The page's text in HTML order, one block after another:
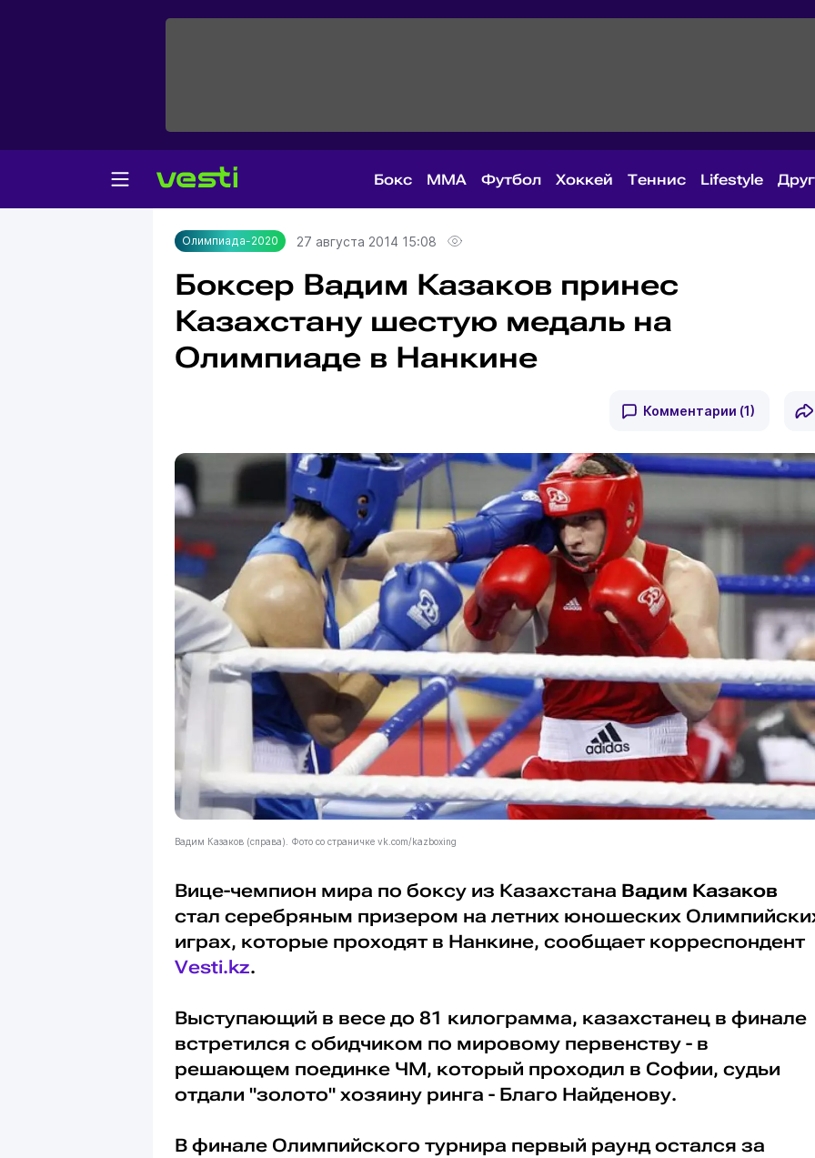
Бокс MMA Футбол Хоккей Теннис Lifestyle
Главная
Олимпиада-2020
Олимпиада-2020 27 августа 2014 15:08
Боксер Вадим Казаков принес
Казахстану шестую медаль на
Олимпиаде в Нанкине
Комментарии (1)
Вадим Казаков (справа). Фото со страничке vk.com/kazboxing
Вице-чемпион мира по боксу из Казахстана Вадим Казаков
стал серебряным призером на летних юношеских
играх, которые проходят в Нанкине, сообщает корреспондент
Vesti.kz.
Выступающий в весе до 81 килограмма, казахстанец в финале
встретился с обидчиком по мировому первенству - в
решающем поединке ЧМ, который проходил в Софии, судьи
отдали "золото" хозяину ринга - Благо Найденову.
В финале Олимпийского турнира первый раунд остался за